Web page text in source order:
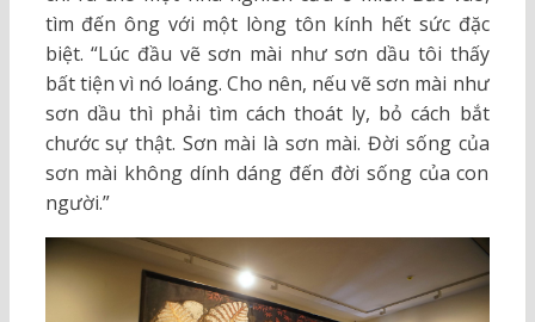
tìm đến ông với một lòng tôn kính hết sức đặc
biệt. “Lúc đầu vẽ sơn mài như sơn dầu tôi thấy
bất tiện vì nó loáng. Cho nên, nếu vẽ sơn mài như
sơn dầu thì phải tìm cách thoát ly, bỏ cách bắt
chước sự thật. Sơn mài là sơn mài. Đời sống của
sơn mài không dính dáng đến đời sống của con
người.”